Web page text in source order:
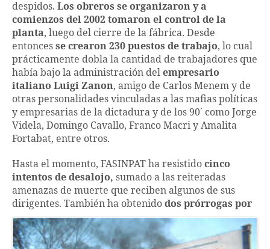
despidos. Los obreros se organizaron y a
comienzos del 2002 tomaron el control de la
planta, luego del cierre de la fábrica. Desde
entonces se crearon 230 puestos de trabajo, lo cual
prácticamente dobla la cantidad de trabajadores que
había bajo la administración del empresario
italiano Luigi Zanon, amigo de Carlos Menem y de
otras personalidades vinculadas a las mafias políticas
y empresarias de la dictadura y de los 90´ como Jorge
Videla, Domingo Cavallo, Franco Macri y Amalita
Fortabat, entre otros.
Hasta el momento, FASINPAT ha resistido cinco
intentos de desalojo, sumado a las reiteradas
amenazas de muerte que reciben algunos de sus
dirigentes. También ha obtenido dos prórrogas por